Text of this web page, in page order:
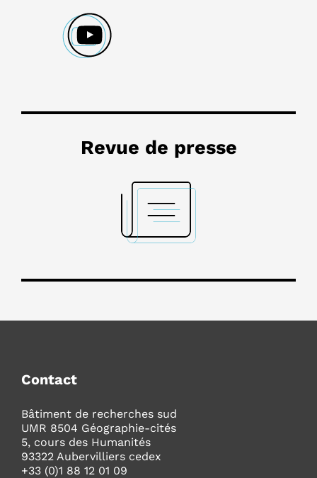
Revue de presse
Contact
Bâtiment de recherches sud
UMR 8504 Géographie-cités
5, cours des Humanités
93322 Aubervilliers cedex
+33 (0)1 88 12 01 09